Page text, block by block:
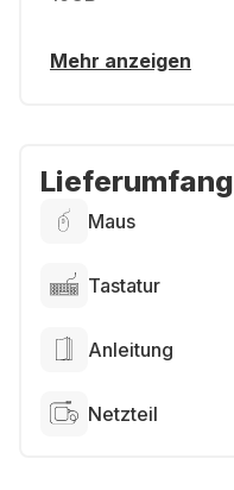
Mehr anzeigen
Lieferumfang
Maus
Tastatur
Anleitung
Netzteil